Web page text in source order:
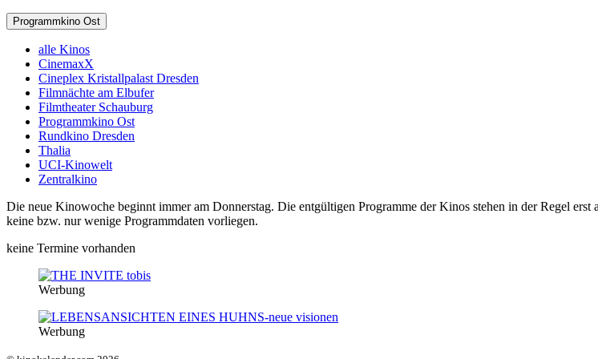
Programmkino Ost
alle Kinos
CinemaxX
Cineplex Kristallpalast Dresden
Filmnächte am Elbufer
Filmtheater Schauburg
Programmkino Ost
Rundkino Dresden
Thalia
UCI-Kinowelt
Zentralkino
Die neue Kinowoche beginnt immer am Donnerstag. Die entgültigen Programme der Kinos stehen in der Regel
keine bzw. nur wenige Programmdaten vorliegen.
keine Termine vorhanden
Werbung
Werbung